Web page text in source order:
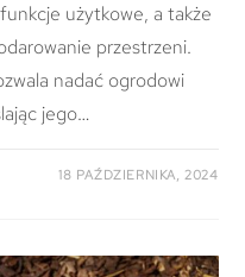
użytkowe, a także
przestrzeni.
nadać ogrodowi
jego…
18 PAŹDZIERNIKA, 2024